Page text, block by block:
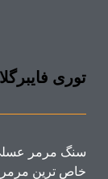
توری
سنگ مرمر عسلی
خاص ترین